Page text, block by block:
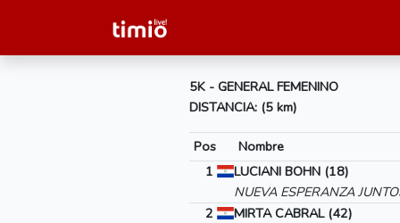
5K - GENERAL FEMENINO
DISTANCIA: (5 km)
Pos Nombre
1
LUCIANI BOHN (18)
NUEVA ESPERANZA
2
MIRTA CABRAL (42)